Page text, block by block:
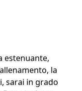
estenuante,
la
sarai in grado